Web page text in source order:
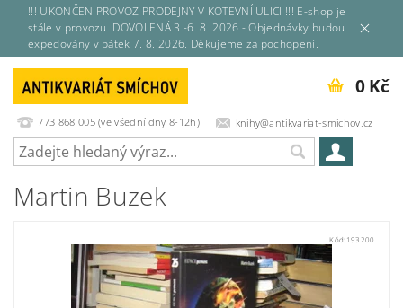
!!! UKONČEN PROVOZ PRODEJNY V KOTEVNÍ ULICI !!! E-shop je
stále v provozu. DOVOLENÁ 3.-6. 8. 2026 - Objednávky budou
expedovány v pátek 7. 8. 2026. Děkujeme za pochopení.
773 868 005 (ve všední dny 8-12h) knihy@antikvariat-smichov.cz
0 Kč
Martin Buzek
Kód: 193200